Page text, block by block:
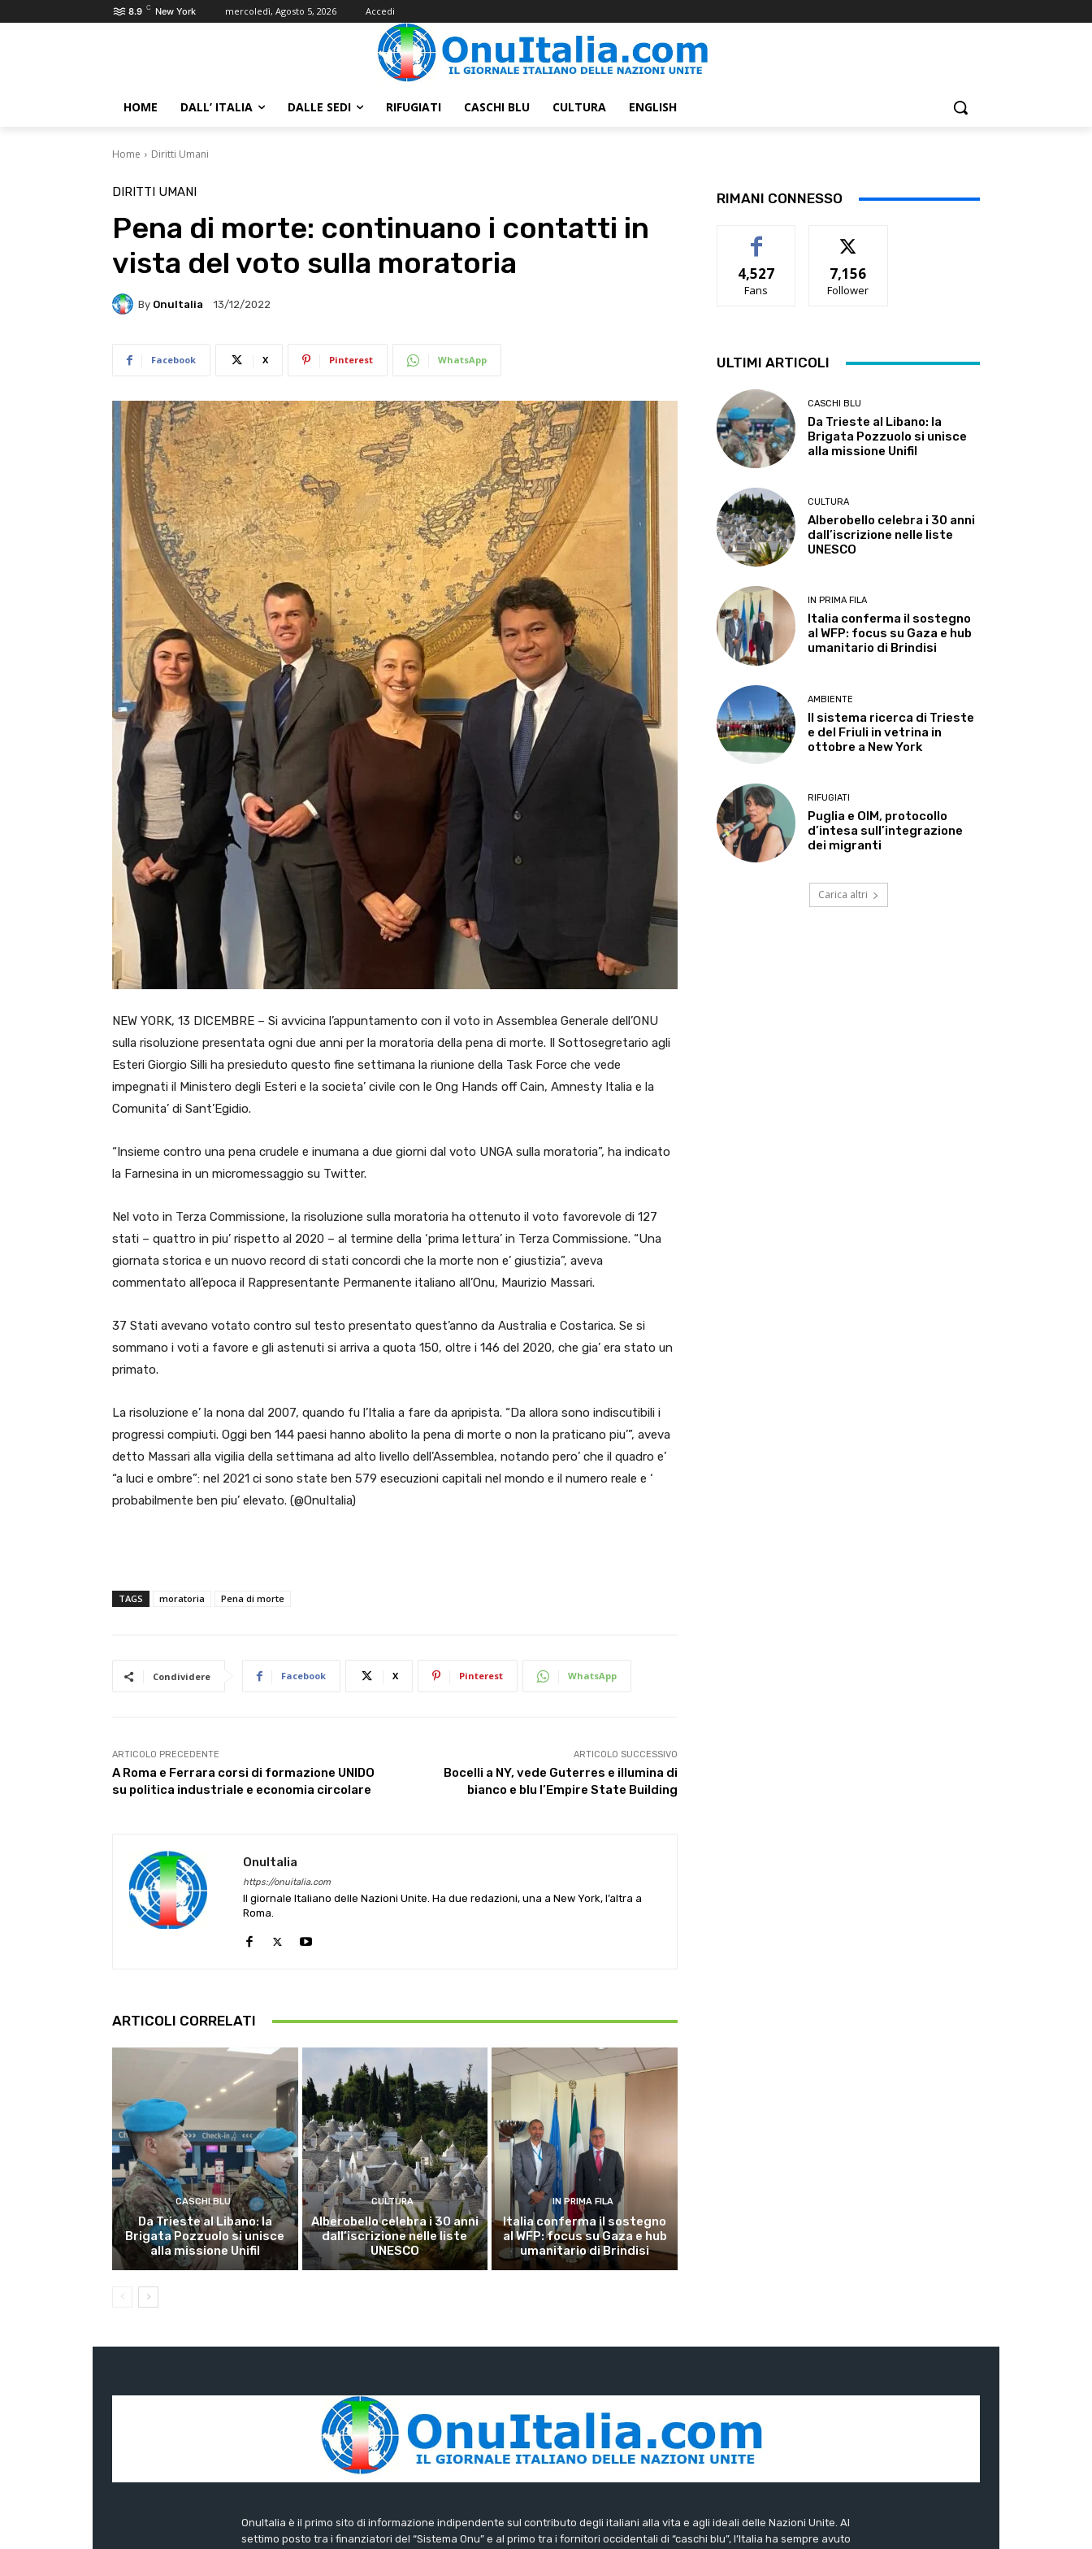
8.9 C New York mercoledì, Agosto 5, 2026 Accedi
HOME DALL’ ITALIA DALLE SEDI RIFUGIATI CASCHI BLU CULTURA ENGLISH
Home Diritti Umani
DIRITTI UMANI
Pena di morte: continuano i contatti in
vista del voto sulla moratoria
By OnuItalia 13/12/2022
Facebook X Pinterest WhatsApp
NEW YORK, 13 DICEMBRE – Si avvicina l’appuntamento con il voto in Assemblea Generale dell’ONU
sulla risoluzione presentata ogni due anni per la moratoria della pena di morte. ⁦Il Sottosegretario agli
Esteri Giorgio Silli ha presieduto questo fine settimana la riunione della Task Force che vede
impegnati il Ministero degli Esteri e la societa’ civile con le Ong ⁦Hands off Cain, Amnesty Italia e la
Comunita’ di Sant’Egidio.
“Insieme contro una pena crudele e inumana a due giorni dal voto UNGA sulla moratoria”, ha indicato
la Farnesina in un micromessaggio su Twitter.
Nel voto in Terza Commissione, la risoluzione sulla moratoria ha ottenuto il voto favorevole di 127
stati – quattro in piu’ rispetto al 2020 – al termine della ‘prima lettura’ in Terza Commissione. “Una
giornata storica e un nuovo record di stati concordi che la morte non e’ giustizia”, aveva
commentato all’epoca il Rappresentante Permanente italiano all’Onu, Maurizio Massari.
37 Stati avevano votato contro sul testo presentato quest’anno da Australia e Costarica. Se si
sommano i voti a favore e gli astenuti si arriva a quota 150, oltre i 146 del 2020, che gia’ era stato un
primato.
La risoluzione e’ la nona dal 2007, quando fu l’Italia a fare da apripista. “Da allora sono indiscutibili i
progressi compiuti. Oggi ben 144 paesi hanno abolito la pena di morte o non la praticano piu’”, aveva
detto Massari alla vigilia della settimana ad alto livello dell’Assemblea, notando pero’ che il quadro e’
“a luci e ombre”: nel 2021 ci sono state ben 579 esecuzioni capitali nel mondo e il numero reale e ‘
probabilmente ben piu’ elevato. (@OnuItalia)
TAGS moratoria Pena di morte
Condividere Facebook X Pinterest WhatsApp
ARTICOLO PRECEDENTE
A Roma e Ferrara corsi di formazione UNIDO
su politica industriale e economia circolare
ARTICOLO SUCCESSIVO
Bocelli a NY, vede Guterres e illumina di
bianco e blu l’Empire State Building
OnuItalia
https://onuitalia.com
Il giornale Italiano delle Nazioni Unite. Ha due redazioni, una a New York, l’altra a
Roma.
ARTICOLI CORRELATI
CASCHI BLU
Da Trieste al Libano: la
Brigata Pozzuolo si unisce
alla missione Unifil
CULTURA
Alberobello celebra i 30 anni
dall’iscrizione nelle liste
UNESCO
IN PRIMA FILA
Italia conferma il sostegno
al WFP: focus su Gaza e hub
umanitario di Brindisi
RIMANI CONNESSO
4,527
Fans
7,156
Follower
ULTIMI ARTICOLI
CASCHI BLU
Da Trieste al Libano: la
Brigata Pozzuolo si unisce
alla missione Unifil
CULTURA
Alberobello celebra i 30 anni
dall’iscrizione nelle liste
UNESCO
IN PRIMA FILA
Italia conferma il sostegno
al WFP: focus su Gaza e hub
umanitario di Brindisi
AMBIENTE
Il sistema ricerca di Trieste
e del Friuli in vetrina in
ottobre a New York
RIFUGIATI
Puglia e OIM, protocollo
d’intesa sull’integrazione
dei migranti
Carica altri
OnuItalia è il primo sito di informazione indipendente sul contributo degli italiani alla vita e agli ideali delle Nazioni Unite. Al
settimo posto tra i finanziatori del “Sistema Onu” e al primo tra i fornitori occidentali di “caschi blu”, l’Italia ha sempre avuto